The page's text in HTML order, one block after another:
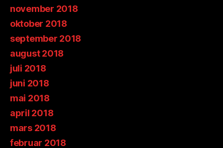
november 2018
oktober 2018
september 2018
august 2018
juli 2018
juni 2018
mai 2018
april 2018
mars 2018
februar 2018